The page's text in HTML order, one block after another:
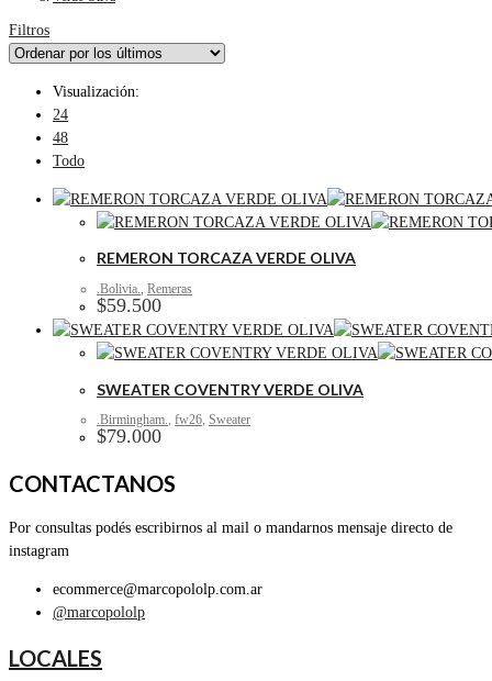
Filtros
Visualización:
24
48
Todo
REMERON TORCAZA VERDE OLIVA
.Bolivia., Remeras
$59.500
SWEATER COVENTRY VERDE OLIVA
.Birmingham., fw26, Sweater
$79.000
CONTACTANOS
Por consultas podés escribirnos al mail o mandarnos mensaje directo de
instagram
ecommerce@marcopololp.com.ar
@marcopololp
LOCALES